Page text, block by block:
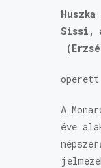
Sissi,
A
éve